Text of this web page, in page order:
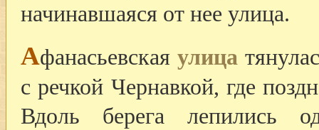
начинавшаяся от нее улица.
Афанасьевская улица
с речкой Чернавкой, где
Вдоль берега лепились